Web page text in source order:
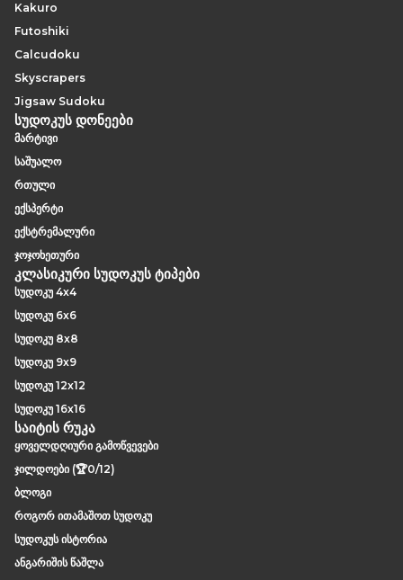
Kakuro
Futoshiki
Calcudoku
Skyscrapers
Jigsaw Sudoku
სუდოკუს დონეები
მარტივი
საშუალო
რთული
ექსპერტი
ექსტრემალური
ჯოჯოხეთური
კლასიკური სუდოკუს ტიპები
სუდოკუ 4x4
სუდოკუ 6x6
სუდოკუ 8x8
სუდოკუ 9x9
სუდოკუ 12x12
სუდოკუ 16x16
საიტის რუკა
ყოველდღიური გამოწვევები
ჯილდოები (🏆0/12)
ბლოგი
როგორ ითამაშოთ სუდოკუ
სუდოკუს ისტორია
ანგარიშის წაშლა